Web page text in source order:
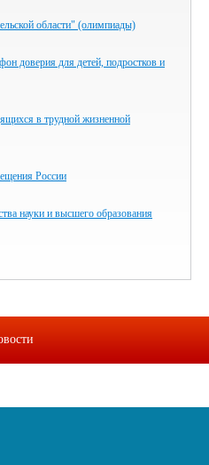
области" (олимпиады)
доверия для детей, подростков и
в трудной жизненной
России
науки и высшего образования